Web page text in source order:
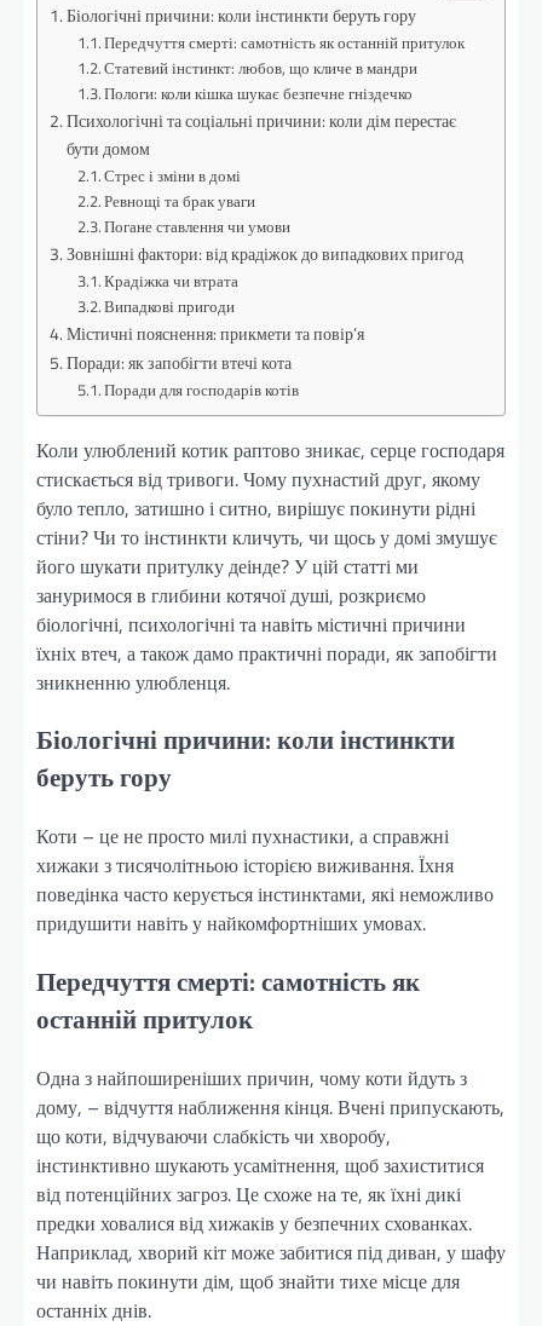
Біологічні причини: коли інстинкти беруть гору
Передчуття смерті: самотність як останній притулок
Статевий інстинкт: любов, що кличе в мандри
Пологи: коли кішка шукає безпечне гніздечко
Психологічні та соціальні причини: коли дім перестає
бути домом
Стрес і зміни в домі
Ревнощі та брак уваги
Погане ставлення чи умови
Зовнішні фактори: від крадіжок до випадкових пригод
Крадіжка чи втрата
Випадкові пригоди
Містичні пояснення: прикмети та повір’я
Поради: як запобігти втечі кота
Поради для господарів котів
Коли улюблений котик раптово зникає, серце господаря
стискається від тривоги. Чому пухнастий друг, якому
було тепло, затишно і ситно, вирішує покинути рідні
стіни? Чи то інстинкти кличуть, чи щось у домі змушує
його шукати притулку деінде? У цій статті ми
зануримося в глибини котячої душі, розкриємо
біологічні, психологічні та навіть містичні причини
їхніх втеч, а також дамо практичні поради, як запобігти
зникненню улюбленця.
Біологічні причини: коли інстинкти
беруть гору
Коти – це не просто милі пухнастики, а справжні
хижаки з тисячолітньою історією виживання. Їхня
поведінка часто керується інстинктами, які неможливо
придушити навіть у найкомфортніших умовах.
Передчуття смерті: самотність як
останній притулок
Одна з найпоширеніших причин, чому коти йдуть з
дому, – відчуття наближення кінця. Вчені припускають,
що коти, відчуваючи слабкість чи хворобу,
інстинктивно шукають усамітнення, щоб захиститися
від потенційних загроз. Це схоже на те, як їхні дикі
предки ховалися від хижаків у безпечних схованках.
Наприклад, хворий кіт може забитися під диван, у шафу
чи навіть покинути дім, щоб знайти тихе місце для
останніх днів.